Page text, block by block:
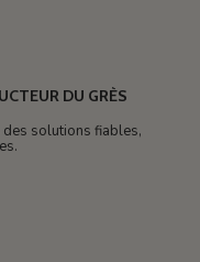
DU GRÈS
solutions fiables,